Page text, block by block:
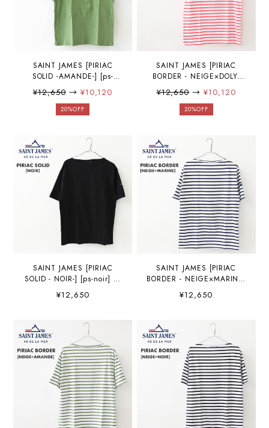
SAINT JAMES [PIRIAC
SOLID -AMANDE-] [ps-
amande] セントジェームス
正規販売店・カットソー・
半袖Tシャツ・Tシャツ・コ
グリーン・MEN'S / LADY'S
[2025SS]
¥12,650→ ¥10,120
20%OFF
SAINT JAMES [PIRIAC
BORDER - NEIGE×DOLY]
[pb-nei-doy] セントジェーム
ス 正規販売店・カットソ
ー・半袖Tシャツ・Tシャ
白×ピンク・MEN'S /
LADY'S [2025SS]
¥12,650→¥10,120
20%OFF
SAINT JAMES [PIRIAC
SOLID - NOIR-] [ps-noir] セ
ントジェームス 正規販売
店・カットソー・半袖Tシャ
ートネック・ピリアック
（無地）・ブラック・
MEN'S / LADY'S [2026SS]
¥12,650
SAINT JAMES [PIRIAC
BORDER - NEIGE×MARINE]
[pb-nei-mar] セントジェー
ムス 正規販売店・カットソ
ツ・コットン・ポートネッ
ク・ピリアック ボーダー・
白×ネイビー・MEN'S /
LADY'S [2026SS]
¥12,650